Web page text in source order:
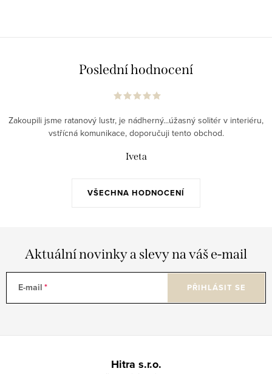
Poslední hodnocení
VŠECHNA HODNOCENÍ
Zakoupili jsme ratanový lustr, je nádherný...úžasný solitér v interiéru,
vstřícná komunikace, doporučuji tento obchod.
Iveta
Aktuální novinky a slevy na váš e-mail
E-mail PŘIHLÁSIT SE
Hitra s.r.o.